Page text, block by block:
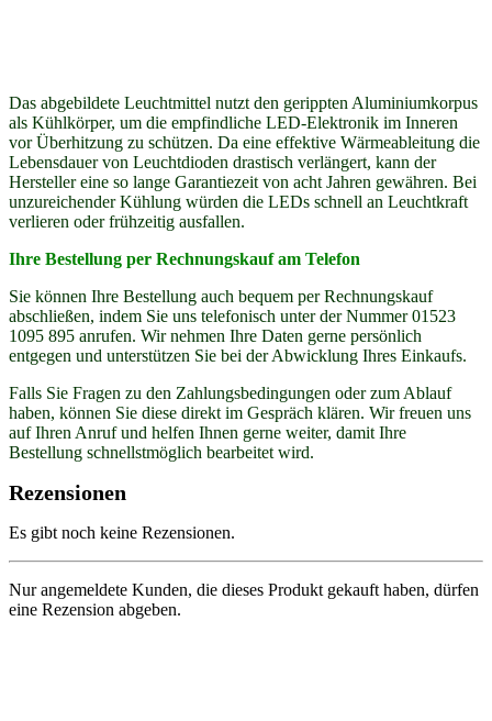
Das abgebildete Leuchtmittel nutzt den gerippten Aluminiumkorpus
als Kühlkörper, um die empfindliche LED-Elektronik im Inneren
vor Überhitzung zu schützen. Da eine effektive Wärmeableitung die
Lebensdauer von Leuchtdioden drastisch verlängert, kann der
Hersteller eine so lange Garantiezeit von acht Jahren gewähren. Bei
unzureichender Kühlung würden die LEDs schnell an Leuchtkraft
verlieren oder frühzeitig ausfallen.
Ihre Bestellung per Rechnungskauf am Telefon
Sie können Ihre Bestellung auch bequem per Rechnungskauf
abschließen, indem Sie uns telefonisch unter der Nummer 01523
1095 895 anrufen. Wir nehmen Ihre Daten gerne persönlich
entgegen und unterstützen Sie bei der Abwicklung Ihres Einkaufs.
Falls Sie Fragen zu den Zahlungsbedingungen oder zum Ablauf
haben, können Sie diese direkt im Gespräch klären. Wir freuen uns
auf Ihren Anruf und helfen Ihnen gerne weiter, damit Ihre
Bestellung schnellstmöglich bearbeitet wird.
Rezensionen
Es gibt noch keine Rezensionen.
Nur angemeldete Kunden, die dieses Produkt gekauft haben, dürfen
eine Rezension abgeben.